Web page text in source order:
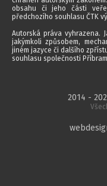
obsahu či jeho části
předchozího souhlasu ČTK
Autorská práva vyhrazena.
jakýmkoli způsobem,
jiném jazyce či dalšího
souhlasu společnosti
2014 -